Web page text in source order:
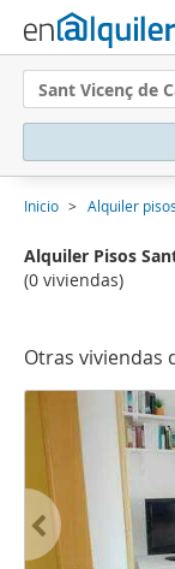
Sant Vicenç de
Inicio Alquiler
Alquiler Pisos
(0 viviendas)
Otras viviendas